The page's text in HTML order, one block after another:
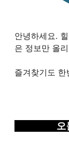
안녕하세요.
은 정보만 올
즐겨찾기도
오